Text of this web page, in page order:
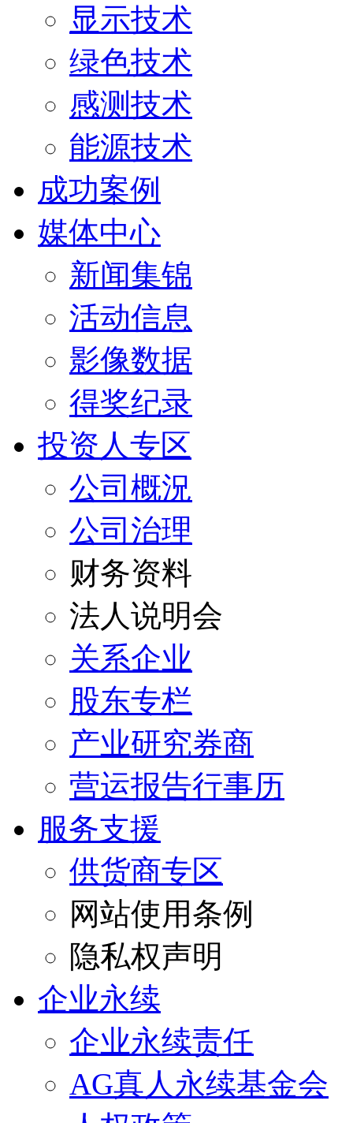
显示技术
绿色技术
感测技术
能源技术
成功案例
媒体中心
新闻集锦
活动信息
影像数据
得奖纪录
投资人专区
公司概況
公司治理
财务资料
法人说明会
关系企业
股东专栏
产业研究券商
营运报告行事历
服务支援
供货商专区
网站使用条例
隐私权声明
企业永续
企业永续责任
AG真人永续基金会